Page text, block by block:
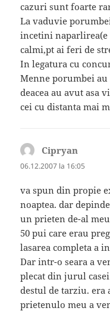
cazuri sunt foarte
La vaduvie
incetini
calmi,pt ai feri de
In legatura cu
Menne porumbei au
deacea au avut asa
cei cu distanta mai
Cipryan
06.12.2007 la 16:05
va spun din propie
noaptea. dar
un prieten de-al
50 pui care erau
lasarea completa a
Dar intr-o seara a
plecat din jurul
destul de tarziu. era
prietenulo meu a